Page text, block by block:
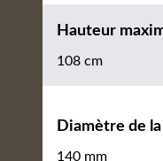
Hauteur
108 cm
Diamètre de
140 mm